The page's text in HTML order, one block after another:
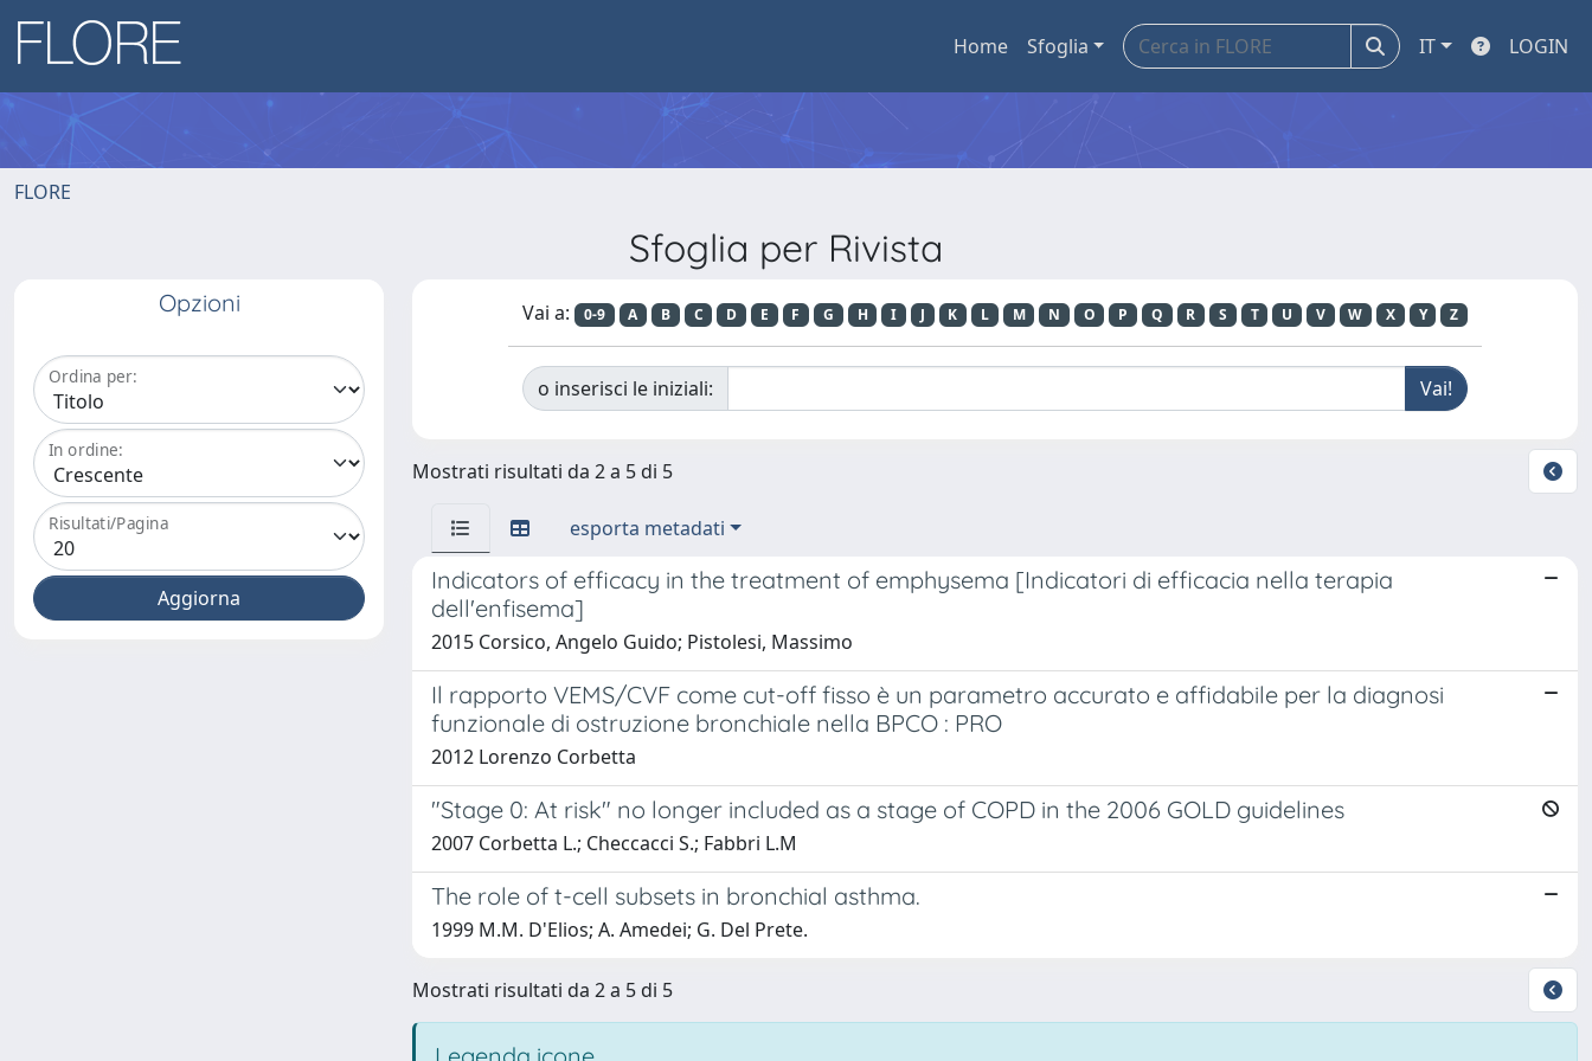
Home Sfoglia IT LOGIN
FLORE
Sfoglia per Rivista
Opzioni
Ordina per:
In ordine:
Risultati/Pagina
Vai a: 0-9 A B C D E F G H I J K L M N O P Q R S T U V W X Y Z
o inserisci le iniziali:
Mostrati risultati da 2 a 5 di 5
esporta metadati
Indicators of efficacy in the treatment of emphysema [Indicatori di efficacia nella terapia
dell'enfisema]
2015 Corsico, Angelo Guido; Pistolesi, Massimo
Il rapporto VEMS/CVF come cut-off fisso è un parametro accurato e affidabile per la diagnosi
funzionale di ostruzione bronchiale nella BPCO : PRO
2012 Lorenzo Corbetta
"Stage 0: At risk" no longer included as a stage of COPD in the 2006 GOLD guidelines
2007 Corbetta L.; Checcacci S.; Fabbri L.M
The role of t-cell subsets in bronchial asthma.
1999 M.M. D'Elios; A. Amedei; G. Del Prete.
Mostrati risultati da 2 a 5 di 5